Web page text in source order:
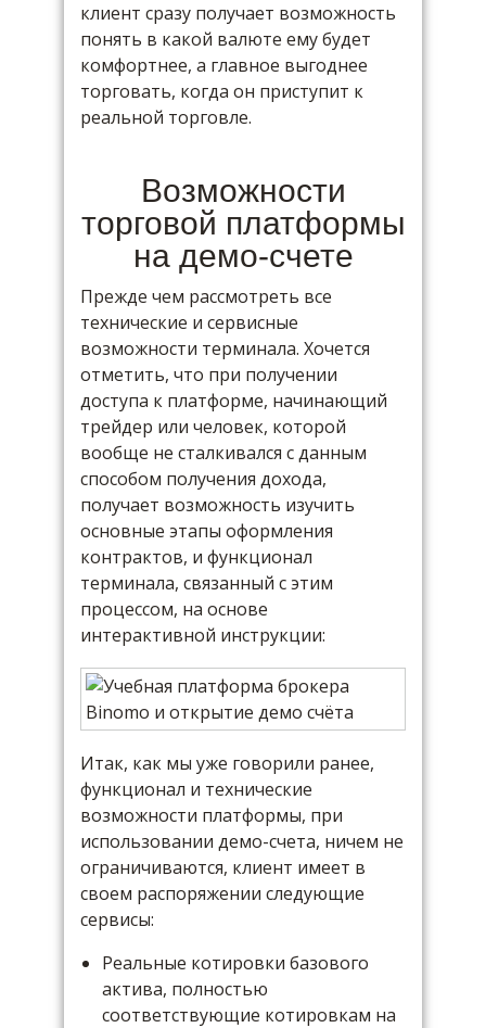
клиент сразу получает возможность
понять в какой валюте ему будет
комфортнее, а главное выгоднее
торговать, когда он приступит к
реальной торговле.
Возможности
торговой платформы
на демо-счете
Прежде чем рассмотреть все
технические и сервисные
возможности терминала. Хочется
отметить, что при получении
доступа к платформе, начинающий
трейдер или человек, которой
вообще не сталкивался с данным
способом получения дохода,
получает возможность изучить
основные этапы оформления
контрактов, и функционал
терминала, связанный с этим
процессом, на основе
интерактивной инструкции:
Итак, как мы уже говорили ранее,
функционал и технические
возможности платформы, при
использовании демо-счета, ничем не
ограничиваются, клиент имеет в
своем распоряжении следующие
сервисы:
Реальные котировки базового
актива, полностью
соответствующие котировкам на